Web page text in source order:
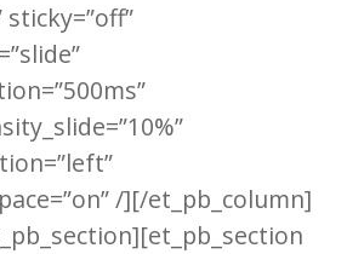
/][/et_pb_column]